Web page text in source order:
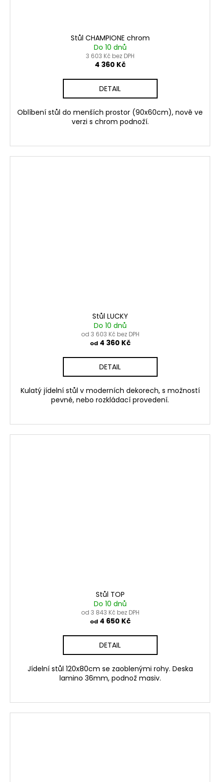
Stůl CHAMPIONE chrom
Do 10 dnů
3 603 Kč bez DPH
4 360 Kč
DETAIL
Oblíbení stůl do menších prostor (90x60cm), nově ve
verzi s chrom podnoží.
Stůl LUCKY
Do 10 dnů
od 3 603 Kč bez DPH
od 4 360 Kč
DETAIL
Kulatý jídelní stůl v moderních dekorech, s možností
pevné, nebo rozkládací provedení.
Stůl TOP
Do 10 dnů
od 3 843 Kč bez DPH
od 4 650 Kč
DETAIL
Jídelní stůl 120x80cm se zaoblenými rohy. Deska
lamino 36mm, podnož masiv.